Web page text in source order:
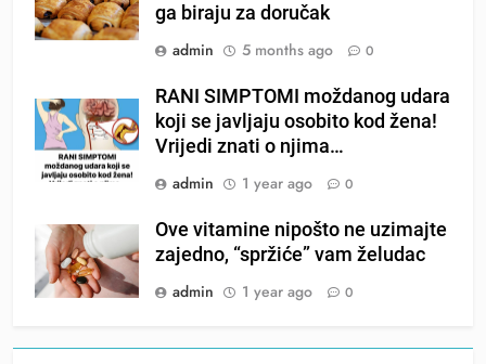
ga biraju za doručak
admin
5 months ago 0
RANI SIMPTOMI moždanog udara
koji se javljaju osobito kod žena!
Vrijedi znati o njima…
admin
1 year ago 0
Ove vitamine nipošto ne uzimajte
zajedno, “spržiće” vam želudac
admin
1 year ago 0